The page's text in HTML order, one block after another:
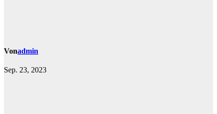
Vonadmin
Sep. 23, 2023